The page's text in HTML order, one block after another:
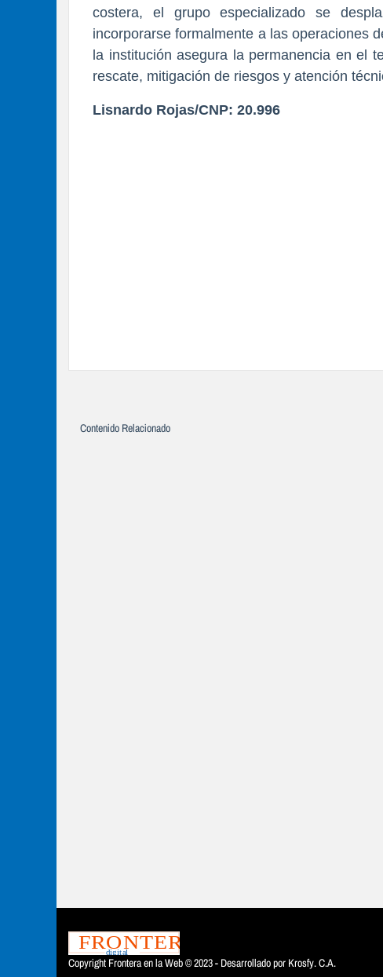
costera, el grupo especializado se
incorporarse formalmente a las operaciones
la institución asegura la permanencia en el
rescate, mitigación de riesgos y atención
Lisnardo Rojas/CNP: 20.996
Contenido Relacionado
Copyright Frontera en la Web © 2023 - Desarrollado por Krosfy. C.A.